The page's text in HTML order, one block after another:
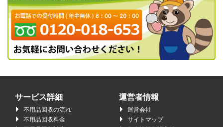
サービス詳細
不用品回収の流れ
不用品回収料金
運営者情報
運営会社
サイトマップ